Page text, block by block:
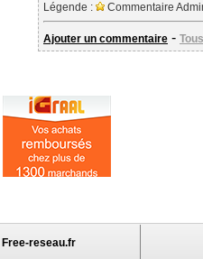
Légende : Commentaire
Ajouter un commentaire -
Free-reseau.fr